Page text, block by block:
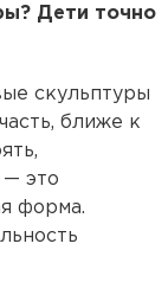
Дети точно
скульптуры
ближе к
— это
форма.